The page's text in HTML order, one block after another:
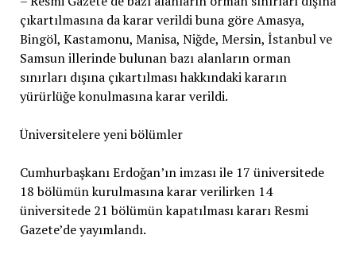
çıkartılmasına da karar verildi buna göre Amasya,
Bingöl, Kastamonu, Manisa, Niğde, Mersin, İstanbul ve
Samsun illerinde bulunan bazı alanların orman
sınırları dışına çıkartılması hakkındaki kararın
yürürlüğe konulmasına karar verildi.
Üniversitelere yeni bölümler
Cumhurbaşkanı Erdoğan’ın imzası ile 17 üniversitede
18 bölümün kurulmasına karar verilirken 14
üniversitede 21 bölümün kapatılması kararı Resmi
Gazete’de yayımlandı.